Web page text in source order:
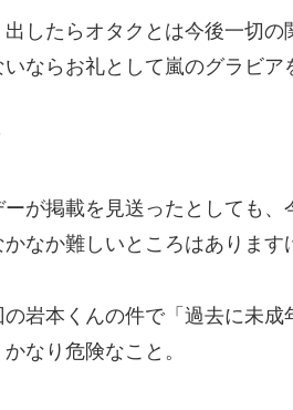
出したらオタクとは今後一切の
いならお礼として嵐のグラビア
ーが掲載を見送ったとしても
なか難しいところはあります
の岩本くんの件で「過去に未
なり危険なこと。